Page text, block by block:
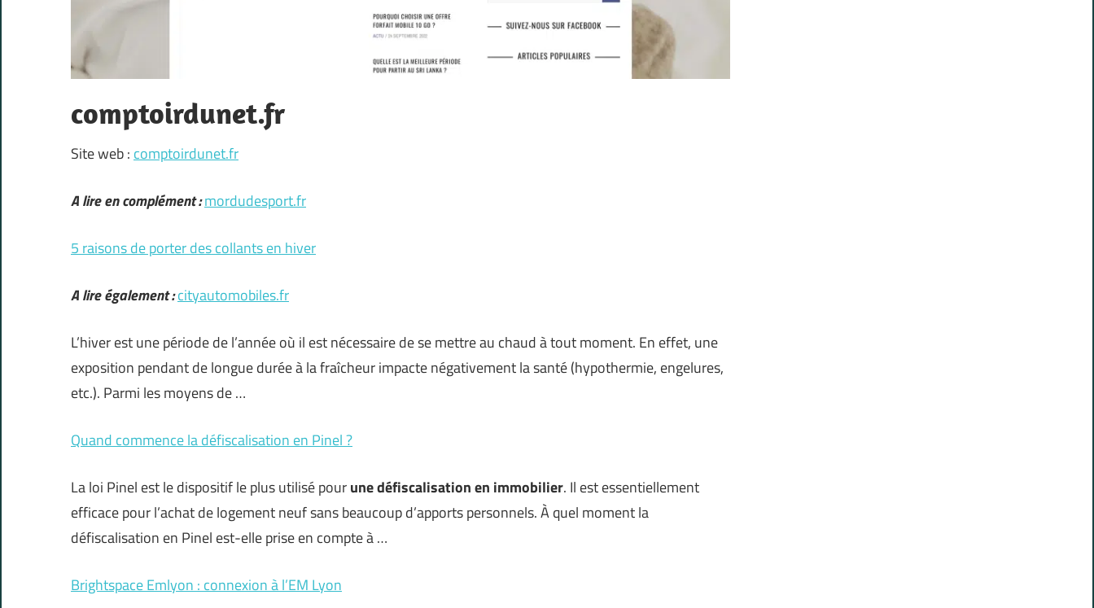
comptoirdunet.fr
Site web : comptoirdunet.fr
A lire en complément :mordudesport.fr
5 raisons de porter des collants en hiver
A lire également :cityautomobiles.fr
L’hiver est une période de l’année où il est nécessaire de se mettre au chaud à tout moment. En effet, une
exposition pendant de longue durée à la fraîcheur impacte négativement la santé (hypothermie, engelures,
etc.). Parmi les moyens de …
Quand commence la défiscalisation en Pinel ?
La loi Pinel est le dispositif le plus utilisé pourune défiscalisation en immobilier. Il est essentiellement
efficace pour l’achat de logement neuf sans beaucoup d’apports personnels. À quel moment la
défiscalisation en Pinel est-elle prise en compte à …
Brightspace Emlyon : connexion à l’EM Lyon